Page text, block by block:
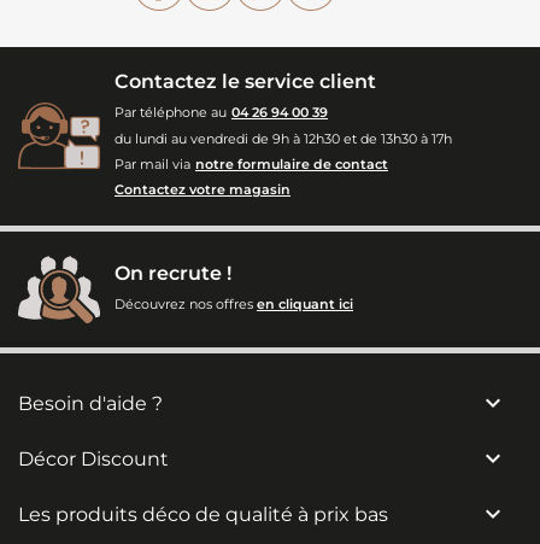
Contactez le service client
Par téléphone au 04 26 94 00 39
du lundi au vendredi de 9h à 12h30 et de 13h30 à 17h
Par mail via notre formulaire de contact
Contactez votre magasin
On recrute !
Découvrez nos offres en cliquant ici
Besoin d'aide ? 
Décor Discount 
Les produits déco de qualité à prix bas 